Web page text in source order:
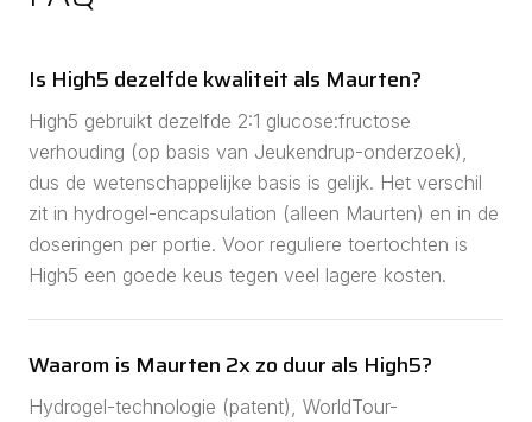
Is High5 dezelfde kwaliteit als Maurten?
High5 gebruikt dezelfde 2:1 glucose:fructose
verhouding (op basis van Jeukendrup-onderzoek),
dus de wetenschappelijke basis is gelijk. Het verschil
zit in hydrogel-encapsulation (alleen Maurten) en in de
doseringen per portie. Voor reguliere toertochten is
High5 een goede keus tegen veel lagere kosten.
Waarom is Maurten 2x zo duur als High5?
Hydrogel-technologie (patent), WorldTour-